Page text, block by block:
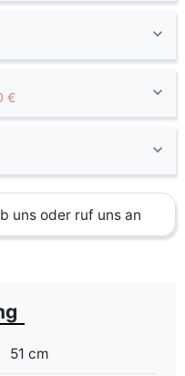
€
uns oder ruf uns an
51 cm